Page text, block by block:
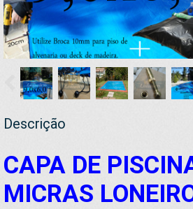
Descrição
CAPA DE
MICRAS